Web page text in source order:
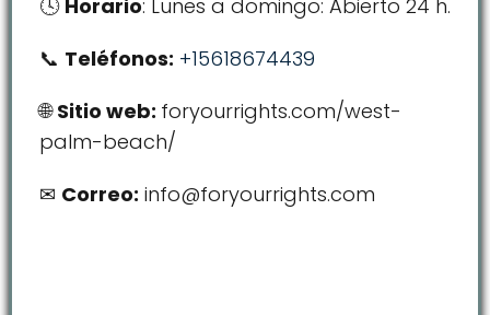
Horario: Lunes a domingo: Abierto 24 h.
Teléfonos: +15618674439
Sitio web: foryourrights.com/west-
palm-beach/
Correo: info@foryourrights.com